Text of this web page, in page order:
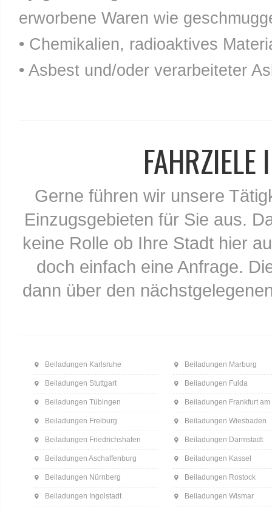
erworbene Waren wie
• Chemikalien, radioaktives
• Asbest und/oder verarbeiteter
Gerne führen wir unsere
Einzugsgebieten für Sie aus.
keine Rolle ob Ihre Stadt hier
doch einfach eine Anfrage.
dann über den
Beiladungen Karlsruhe
Beiladungen Stuttgart
Beiladungen Tübingen
Beiladungen Freiburg
Beiladungen Friedrichshafen
Beiladungen Aschaffenburg
Beiladungen Nürnberg
Beiladungen Ingolstadt
Beiladungen Marburg
Beiladungen Fulda
Beiladungen Frankfurt am
Beiladungen Wiesbaden
Beiladungen Darmstadt
Beiladungen Kassel
Beiladungen Rostock
Beiladungen Wismar